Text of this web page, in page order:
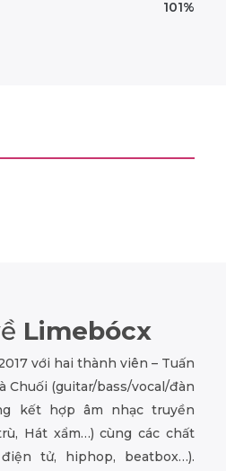
101%
Limebócx
với hai thành viên – Tuấn
Chuối (guitar/bass/vocal/đàn
kết hợp âm nhạc truyền
Hát xẩm…) cùng các chất
tử, hiphop, beatbox…).